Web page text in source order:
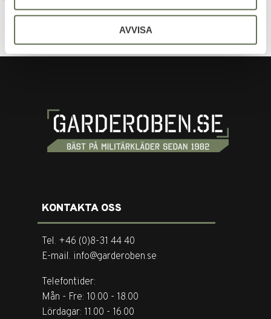
AVVISA
KONTAKTA OSS
Tel. +46 (0)8-31 44 40
E-mail. info@garderoben.se
Telefontider:
Mån - Fre: 10.00 - 18.00
Lördagar: 11.00 - 16.00